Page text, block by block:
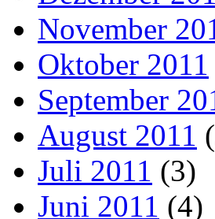
November
Oktober 2011
September
August 2011
Juli 2011 (3)
Juni 2011 (4)